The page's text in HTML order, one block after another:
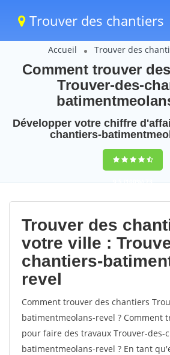
Trouver des chantiers
Accueil Trouver des
Comment trouver
Trouver-des-
Développer votre chiffre
chantiers-
9,5(100%)73
votes
Trouver des
votre ville :
chantiers-
revel
Comment trouver des chantiers
batimentmeolans-revel ? Comment
pour faire des travaux Trouver-des-
batimentmeolans-revel ? En tant